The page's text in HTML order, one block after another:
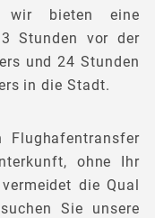
wir bieten eine
Stunden vor der
und 24 Stunden
in die Stadt.
Flughafentransfer
ohne Ihr
die Qual
Sie unsere